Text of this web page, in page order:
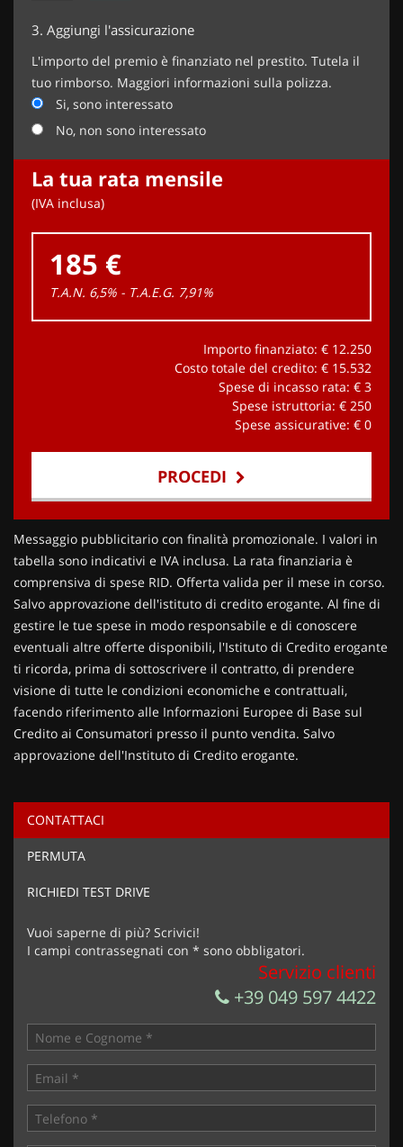
3. Aggiungi l'assicurazione
L'importo del premio è finanziato nel prestito. Tutela il
tuo rimborso. Maggiori informazioni sulla polizza.
Si, sono interessato
No, non sono interessato
La tua rata mensile
(IVA inclusa)
185 €
T.A.N. 6,5% - T.A.E.G. 7,91%
Importo finanziato: € 12.250
Costo totale del credito: € 15.532
Spese di incasso rata: € 3
Spese istruttoria: € 250
Spese assicurative: € 0
PROCEDI
Contattaci
Ho letto e accettol'informativa privacy*
Acconsento al trattamento dei miei dati per finalità di
Invia la tua richiesta
Messaggio pubblicitario con finalità promozionale. I valori in
tabella sono indicativi e IVA inclusa. La rata finanziaria è
comprensiva di spese RID. Offerta valida per il mese in corso.
Salvo approvazione dell'istituto di credito erogante. Al fine di
gestire le tue spese in modo responsabile e di conoscere
eventuali altre offerte disponibili, l'Istituto di Credito erogante
ti ricorda, prima di sottoscrivere il contratto, di prendere
visione di tutte le condizioni economiche e contrattuali,
facendo riferimento alle Informazioni Europee di Base sul
Credito ai Consumatori presso il punto vendita. Salvo
approvazione dell'Instituto di Credito erogante.
CONTATTACI
PERMUTA
RICHIEDI TEST DRIVE
Vuoi saperne di più? Scrivici!
I campi contrassegnati con * sono obbligatori.
Servizio clienti
+39 049 597 4422